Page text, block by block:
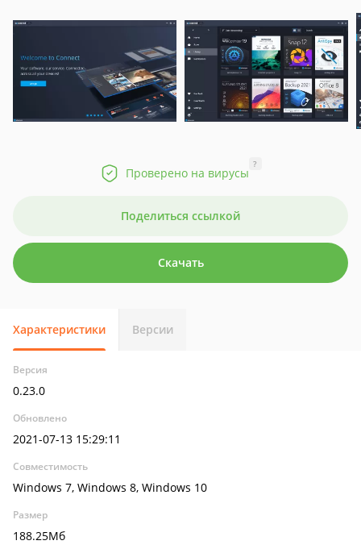
Проверено на вирусы
?
Поделиться ссылкой
Скачать
Характеристики Версии
Версия
0.23.0
Обновлено
2021-07-13 15:29:11
Совместимость
Windows 7, Windows 8, Windows 10
Размер
188.25Мб